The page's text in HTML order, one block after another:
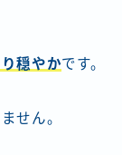
穏やかです。
せん。